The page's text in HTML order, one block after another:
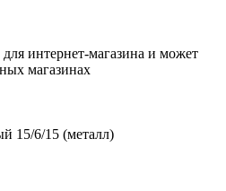
интернет-магазина и может
магазинах
15/6/15 (металл)